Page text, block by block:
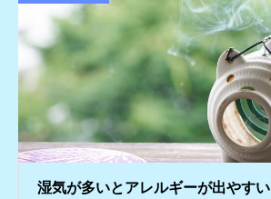
湿気が多いとアレルギーが出やす